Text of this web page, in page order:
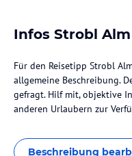
Infos Strobl Alm
Für den Reisetipp Strobl
allgemeine Beschreibung.
gefragt. Hilf mit, objektive
anderen Urlaubern zur
Beschreibung